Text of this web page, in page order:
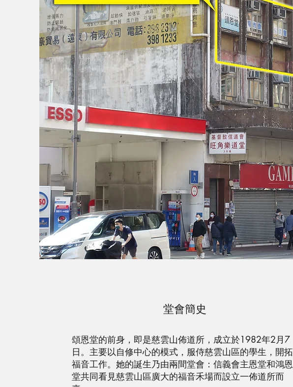
堂會簡史
頌恩堂的前身，即是慈雲山佈道所，成立於1982年2月7
日。主要以自修中心的模式，服侍慈雲山區的學生，開拓
福音工作。她的誕生乃由兩間堂會：信義會主恩堂和鴻恩
堂共同看見慈雲山區廣大的福音禾場而設立一佈道所而